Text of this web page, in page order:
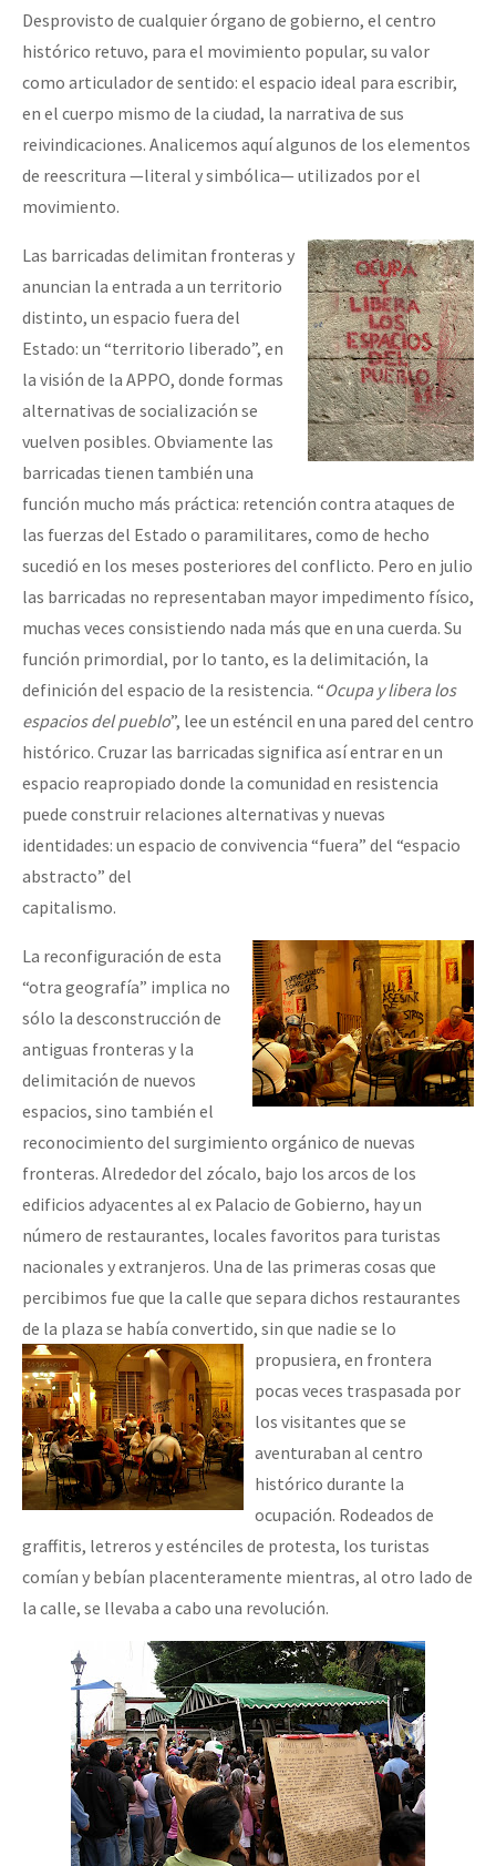
Desprovisto de cualquier órgano de gobierno, el centro
histórico retuvo, para el movimiento popular, su valor
como articulador de sentido: el espacio ideal para escribir,
en el cuerpo mismo de la ciudad, la narrativa de sus
reivindicaciones. Analicemos aquí algunos de los elementos
de reescritura —literal y simbólica— utilizados por el
movimiento.
Las barricadas delimitan fronteras y
anuncian la entrada a un territorio
distinto, un espacio fuera del
Estado: un “territorio liberado”, en
la visión de la APPO, donde formas
alternativas de socialización se
vuelven posibles. Obviamente las
barricadas tienen también una
función mucho más práctica: retención contra ataques de
las fuerzas del Estado o paramilitares, como de hecho
sucedió en los meses posteriores del conflicto. Pero en julio
las barricadas no representaban mayor impedimento físico,
muchas veces consistiendo nada más que en una cuerda. Su
función primordial, por lo tanto, es la delimitación, la
definición del espacio de la resistencia. “Ocupa y libera los
espacios del pueblo”, lee un esténcil en una pared del centro
histórico. Cruzar las barricadas significa así entrar en un
espacio reapropiado donde la comunidad en resistencia
puede construir relaciones alternativas y nuevas
identidades: un espacio de convivencia “fuera” del “espacio
abstracto” del
capitalismo.
La reconfiguración de esta
“otra geografía” implica no
sólo la desconstrucción de
antiguas fronteras y la
delimitación de nuevos
espacios, sino también el
reconocimiento del surgimiento orgánico de nuevas
fronteras. Alrededor del zócalo, bajo los arcos de los
edificios adyacentes al ex Palacio de Gobierno, hay un
número de restaurantes, locales favoritos para turistas
nacionales y extranjeros. Una de las primeras cosas que
percibimos fue que la calle que separa dichos restaurantes
de la plaza se había convertido, sin que nadie se lo
propusiera, en frontera
pocas veces traspasada por
los visitantes que se
aventuraban al centro
histórico durante la
ocupación. Rodeados de
graffitis, letreros y esténciles de protesta, los turistas
comían y bebían placenteramente mientras, al otro lado de
la calle, se llevaba a cabo una revolución.